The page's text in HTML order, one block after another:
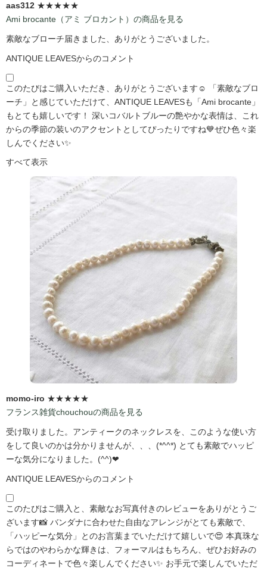
aas312 ★★★★★
Ami brocante（アミ ブロカント）の商品を見る
素敵なブローチ届きました、ありがとうございました。
ANTIQUE LEAVESからのコメント
このたびはご購入いただき、ありがとうございます☺️ 「素敵なブロ
ーチ」と感じていただけて、ANTIQUE LEAVESも「Ami brocante」
もとても嬉しいです！ 深いコバルトブルーの艶やかな表情は、これ
からの季節の装いのアクセントとしてぴったりですね💙ぜひ色々楽
しんでください✨
すべて表示
momo-iro ★★★★★
フランス雑貨chouchouの商品を見る
受け取りました。アンティークのネックレスを、このような使い方
をして良いのかは分かりませんが、、、(*^^*) とても素敵でハッピ
ーな気分になりました。(^^)❤
ANTIQUE LEAVESからのコメント
このたびはご購入と、素敵なお写真付きのレビューをありがとうご
ざいます📸 バンダナに合わせた自由なアレンジがとても素敵で、
「ハッピーな気分」とのお言葉までいただけて嬉しいで😍 本真珠な
らではのやわらかな輝きは、フォーマルはもちろん、ぜひお好みの
コーディネートで色々楽しんでください✨ お手元で楽しんでいただ